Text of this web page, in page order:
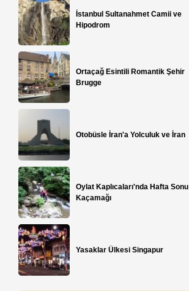
İstanbul Sultanahmet Camii ve
Hipodrom
Ortaçağ Esintili Romantik Şehir
Brugge
Otobüsle İran'a Yolculuk ve İran
Oylat Kaplıcaları'nda Hafta Sonu
Kaçamağı
Yasaklar Ülkesi Singapur